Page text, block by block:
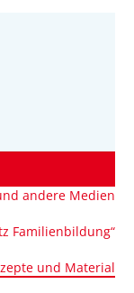
andere Medien
Familienbildung“
und Material